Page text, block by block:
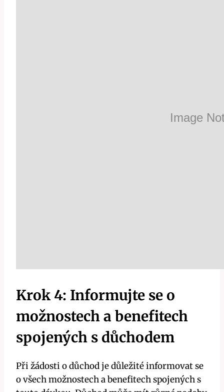
Krok 4: Informujte se o
možnostech a benefitech
spojených s důchodem
Při žádosti o důchod je důležité informovat se
o všech možnostech a benefitech spojených s